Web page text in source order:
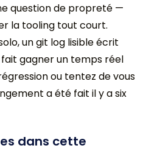
question de propreté —
la tooling tout court.
un git log lisible écrit
gagner un temps réel
ou tentez de vous
a été fait il y a six
dans cette